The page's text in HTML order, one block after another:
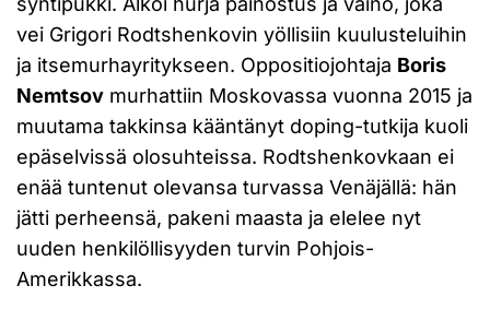
vei Grigori Rodtshenkovin yöllisiin kuulusteluihin
ja itsemurhayritykseen. Oppositiojohtaja Boris
Nemtsov murhattiin Moskovassa vuonna 2015 ja
muutama takkinsa kääntänyt doping-tutkija kuoli
epäselvissä olosuhteissa. Rodtshenkovkaan ei
enää tuntenut olevansa turvassa Venäjällä: hän
jätti perheensä, pakeni maasta ja elelee nyt
uuden henkilöllisyyden turvin Pohjois-
Amerikkassa.